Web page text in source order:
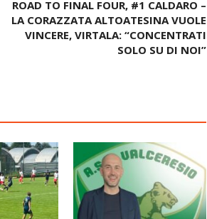
ROAD TO FINAL FOUR, #1 CALDARO –
LA CORAZZATA ALTOATESINA VUOLE
VINCERE, VIRTALA: “CONCENTRATI
SOLO SU DI NOI”